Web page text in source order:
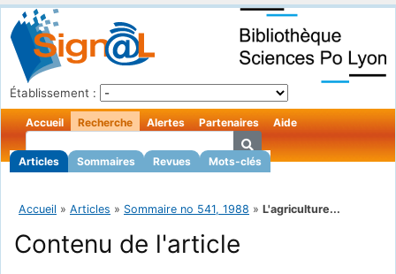
Établissement :
Accueil Recherche
Articles Sommaires Revues Mots-clés
Alertes Partenaires Aide
Accueil » Articles » Sommaire no 541, 1988 » L'agriculture...
Contenu de l'article